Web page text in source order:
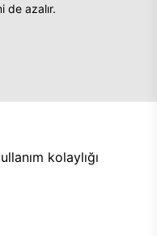
de azalır.
kolaylığı